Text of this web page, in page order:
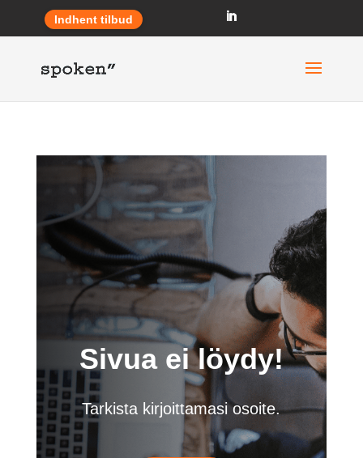
Indhent tilbud
Sivua ei löydy!
Tarkista kirjoittamasi osoite.